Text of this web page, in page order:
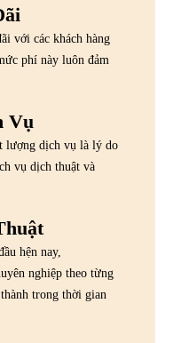
với các khách hàng
phí này luôn đảm
Vụ
lượng dịch vụ là lý do
vụ dịch thuật và
hện nay,
nghiệp theo từng
trong thời gian